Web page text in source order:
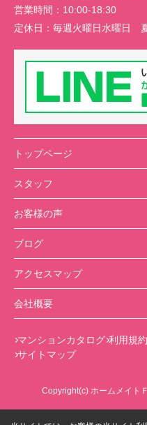
営業時間： 10:00-18:30
定休日： 毎週火曜日水曜日
トップページ
スタッフ
お客様の声
ブログ
アクセスマップ
会社概要
マンションカタログ 利用規約
サイトマップ
Copyright(c) ホームメイト